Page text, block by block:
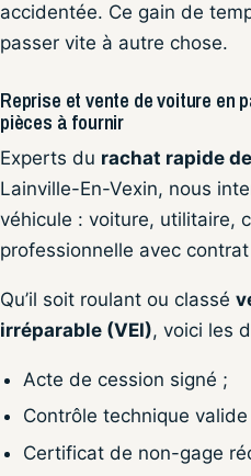
accidentée. Ce gain de
passer vite à autre chose.
Reprise et vente de voiture en
pièces à fournir
Experts du rachat rapide
Lainville-En-Vexin, nous
véhicule : voiture, utilitaire,
professionnelle avec
Qu’il soit roulant ou classé
irréparable (VEI), voici les
Acte de cession signé ;
Contrôle technique
Certificat de non-gage